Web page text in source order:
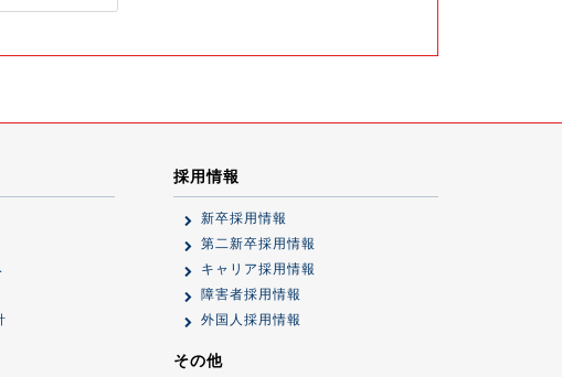
採用情報
新卒採用情報
第二新卒採用情報
キャリア採用情報
障害者採用情報
外国人採用情報
その他